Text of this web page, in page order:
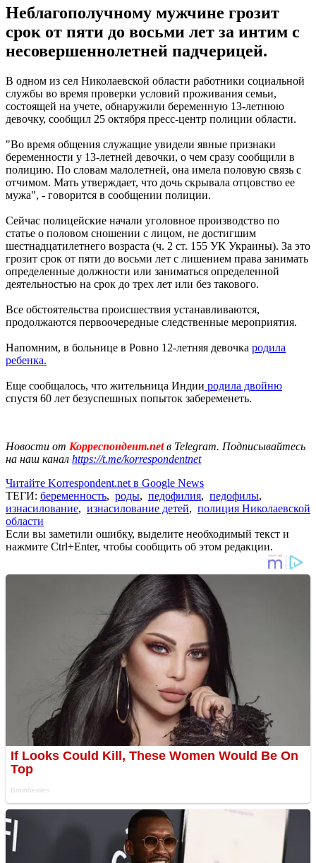
Неблагополучному мужчине грозит
срок от пяти до восьми лет за интим с
несовершеннолетней падчерицей.
В одном из сел Николаевской области работники социальной
службы во время проверки условий проживания семьи,
состоящей на учете, обнаружили беременную 13-летнюю
девочку, сообщил 25 октября пресс-центр полиции области.
"Во время общения служащие увидели явные признаки
беременности у 13-летней девочки, о чем сразу сообщили в
полицию. По словам малолетней, она имела половую связь с
отчимом. Мать утверждает, что дочь скрывала отцовство ее
мужа", - говорится в сообщении полиции.
Сейчас полицейские начали уголовное производство по
статье о половом сношении с лицом, не достигшим
шестнадцатилетнего возраста (ч. 2 ст. 155 УК Украины). За это
грозит срок от пяти до восьми лет с лишением права занимать
определенные должности или заниматься определенной
деятельностью на срок до трех лет или без такового.
Все обстоятельства происшествия устанавливаются,
продолжаются первоочередные следственные мероприятия.
Напомним, в больнице в Ровно 12-летняя девочка родила
ребенка.
Еще сообщалось, что жительница Индии родила двойню
спустя 60 лет безуспешных попыток забеременеть.
Новости от Корреспондент.netв Telegram. Подписывайтесь
на наш канал https://t.me/korrespondentnet
Читайте Korrespondent.net в Google News
ТЕГИ: беременность, роды, педофилия, педофилы,
изнасилование, изнасилование детей, полиция Николаевской
области
Если вы заметили ошибку, выделите необходимый текст и
нажмите Ctrl+Enter, чтобы сообщить об этом редакции.